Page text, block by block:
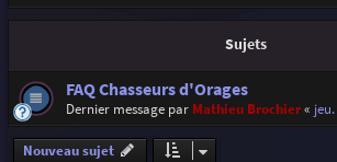
Sujets
FAQ Chasseurs d'Orages
Dernier message par Mathieu Brochier«
Nouveau sujet